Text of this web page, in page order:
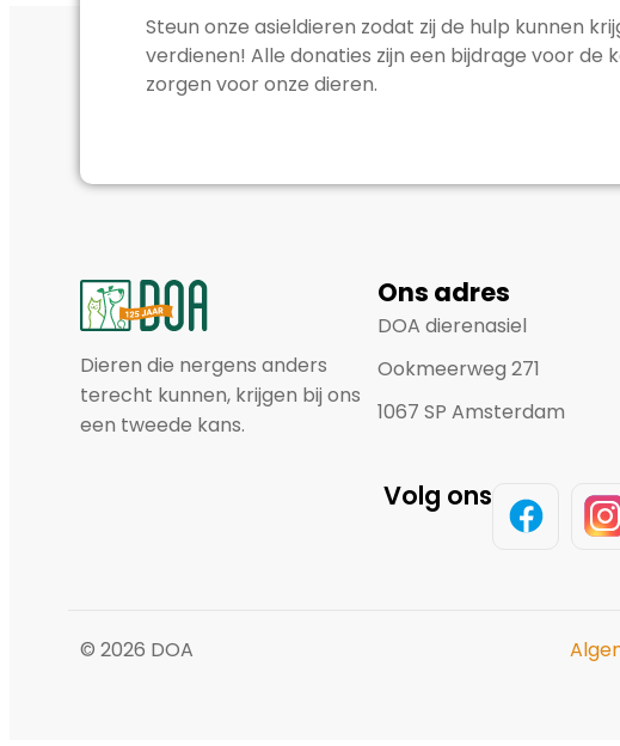
Steun onze asieldieren zodat zij de hulp kunnen
verdienen! Alle donaties zijn een bijdrage voor de
zorgen voor onze dieren.
Dieren die nergens anders
terecht kunnen, krijgen bij ons
een tweede kans.
Ons adres
DOA dierenasiel
Ookmeerweg 271
1067 SP Amsterdam
Volg ons
© 2026 DOA